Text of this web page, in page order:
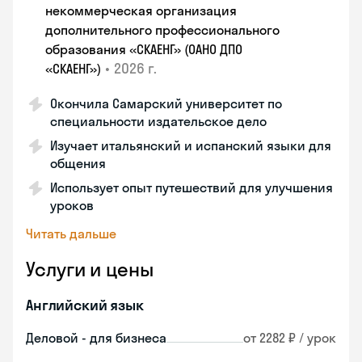
некоммерческая организация
дополнительного профессионального
образования «СКАЕНГ» (ОАНО ДПО
«СКАЕНГ») • 2026 г.
Окончила Самарский университет по
специальности издательское дело
Изучает итальянский и испанский языки для
общения
Использует опыт путешествий для улучшения
уроков
Читать дальше
Услуги и цены
Английский язык
Деловой - для бизнеса от 2282 ₽ / урок